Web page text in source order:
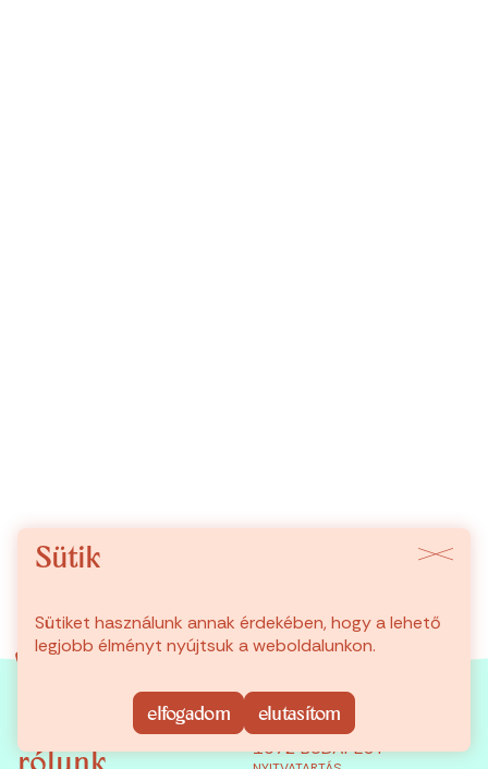
Sütik
Sütiket használunk annak érdekében, hogy a lehető
legjobb élményt nyújtsuk a weboldalunkon.
elfogadom elutasítom
történetek
ÜZLETÜNK
NAGY DIÓFA U. 32.
1072 BUDAPEST